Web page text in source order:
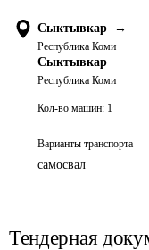
Сыктывкар →
Республика Коми
Сыктывкар
Республика Коми
Кол-во машин: 1
Варианты транспорта
самосвал
Тендерная